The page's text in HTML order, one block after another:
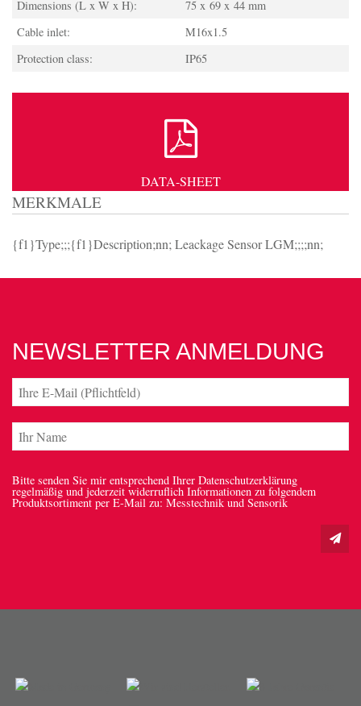
Dimensions (L x W x H):
75 x 69 x 44 mm
Cable inlet:
M16x1.5
Protection class:
IP65
DATA-SHEET
MERKMALE
{f1}Type;;;{f1}Description;nn; Leackage Sensor LGM;;;;nn;
NEWSLETTER ANMELDUNG
Bitte senden Sie mir entsprechend Ihrer Datenschutzerklärung
regelmäßig und jederzeit widerruflich Informationen zu folgendem
Produktsortiment per E-Mail zu: Messtechnik und Sensorik